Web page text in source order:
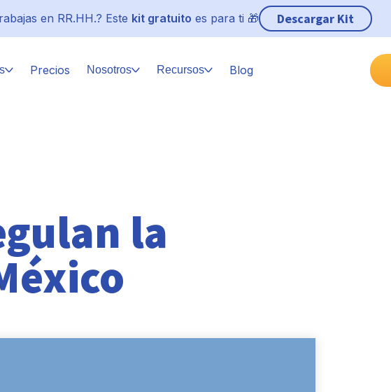
en RR.HH.? Este kit gratuito es para ti 🎁 Descargar Kit
Precios Nosotros Recursos Blog
la